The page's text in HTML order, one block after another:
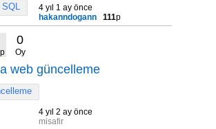
SQL
4 yıl 1 ay önce
hakanndogann
111p
0
Oy
web güncelleme
4 yıl 2 ay önce
misafir